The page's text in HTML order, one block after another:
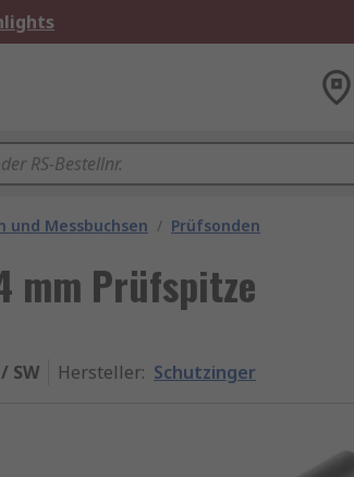
Messbuchsen / Prüfsonden
mm Prüfspitze
SW Hersteller: Schutzinger